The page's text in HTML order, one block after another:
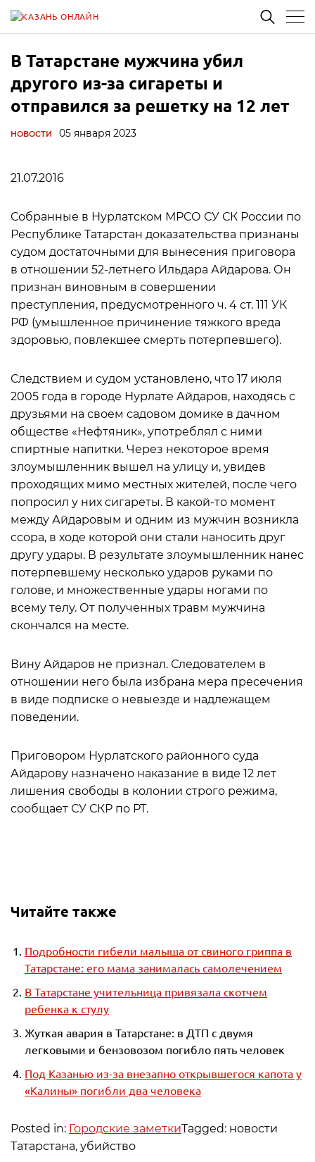
В Татарстане мужчина убил
другого из-за сигареты и
отправился за решетку на 12 лет
НОВОСТИ 05 января 2023
21.07.2016
Собранные в Нурлатском МРСО СУ СК России по
Республике Татарстан доказательства признаны
судом достаточными для вынесения приговора
в отношении 52-летнего Ильдара Айдарова. Он
признан виновным в совершении
преступления, предусмотренного ч. 4 ст. 111 УК
РФ (умышленное причинение тяжкого вреда
здоровью, повлекшее смерть потерпевшего).
Следствием и судом установлено, что 17 июля
2005 года в городе Нурлате Айдаров, находясь с
друзьями на своем садовом домике в дачном
обществе «Нефтяник», употреблял с ними
спиртные напитки. Через некоторое время
злоумышленник вышел на улицу и, увидев
проходящих мимо местных жителей, после чего
попросил у них сигареты. В какой-то момент
между Айдаровым и одним из мужчин возникла
ссора, в ходе которой они стали наносить друг
другу удары. В результате злоумышленник нанес
потерпевшему несколько ударов руками по
голове, и множественные удары ногами по
всему телу. От полученных травм мужчина
скончался на месте.
Вину Айдаров не признал. Следователем в
отношении него была избрана мера пресечения
в виде подписке о невыезде и надлежащем
поведении.
Приговором Нурлатского районного суда
Айдарову назначено наказание в виде 12 лет
лишения свободы в колонии строго режима,
сообщает СУ СКР по РТ.
Читайте также
Подробности гибели малыша от свиного гриппа в
Татарстане: его мама занималась самолечением
В Татарстане учительница привязала скотчем
ребенка к стулу
Жуткая авария в Татарстане: в ДТП с двумя
легковыми и бензовозом погибло пять человек
Под Казанью из-за внезапно открывшегося капота у
«Калины» погибли два человека
Posted in: Городские заметкиTagged: новости
Татарстана, убийство